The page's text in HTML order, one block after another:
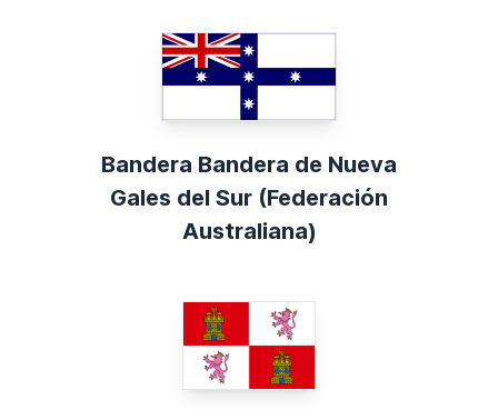
Bandera Bandera de Nueva
Gales del Sur (Federación
Australiana)